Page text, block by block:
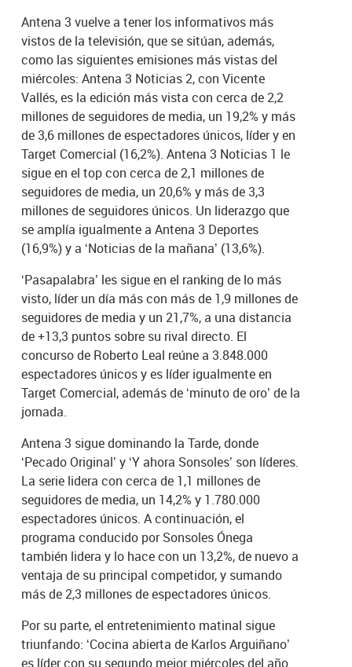
Antena 3 vuelve a tener los informativos más
vistos de la televisión, que se sitúan, además,
como las siguientes emisiones más vistas del
miércoles: Antena 3 Noticias 2, con Vicente
Vallés, es la edición más vista con cerca de 2,2
millones de seguidores de media, un 19,2% y más
de 3,6 millones de espectadores únicos, líder y en
Target Comercial (16,2%). Antena 3 Noticias 1 le
sigue en el top con cerca de 2,1 millones de
seguidores de media, un 20,6% y más de 3,3
millones de seguidores únicos. Un liderazgo que
se amplía igualmente a Antena 3 Deportes
(16,9%) y a ‘Noticias de la mañana’ (13,6%).
‘Pasapalabra’ les sigue en el ranking de lo más
visto, líder un día más con más de 1,9 millones de
seguidores de media y un 21,7%, a una distancia
de +13,3 puntos sobre su rival directo. El
concurso de Roberto Leal reúne a 3.848.000
espectadores únicos y es líder igualmente en
Target Comercial, además de ‘minuto de oro’ de la
jornada.
Antena 3 sigue dominando la Tarde, donde
‘Pecado Original’ y ‘Y ahora Sonsoles’ son líderes.
La serie lidera con cerca de 1,1 millones de
seguidores de media, un 14,2% y 1.780.000
espectadores únicos. A continuación, el
programa conducido por Sonsoles Ónega
también lidera y lo hace con un 13,2%, de nuevo a
ventaja de su principal competidor, y sumando
más de 2,3 millones de espectadores únicos.
Por su parte, el entretenimiento matinal sigue
triunfando: ‘Cocina abierta de Karlos Arguiñano’
es líder con su segundo mejor miércoles del año